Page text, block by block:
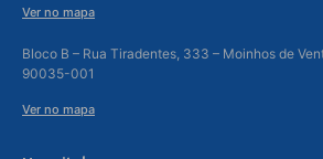
Ver no mapa
Bloco B – Rua Tiradentes, 333 – Moinhos de
90035-001
Ver no mapa